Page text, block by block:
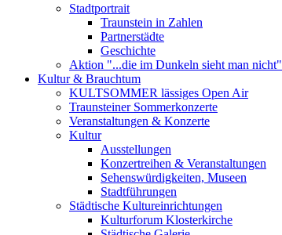
Stadtportrait
Traunstein in Zahlen
Partnerstädte
Geschichte
Aktion "...die im Dunkeln sieht man nicht"
Kultur & Brauchtum
KULTSOMMER lässiges Open Air
Traunsteiner Sommerkonzerte
Veranstaltungen & Konzerte
Kultur
Ausstellungen
Konzertreihen & Veranstaltungen
Sehenswürdigkeiten, Museen
Stadtführungen
Städtische Kultureinrichtungen
Kulturforum Klosterkirche